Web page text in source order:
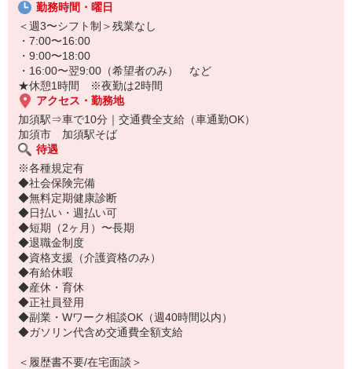
お元気な入居者様が多く、スケジュールにもゆとりがあるため、バ
タバタせずに自分のペースで落ち着いて働けます♪
「安定した業界で長く働きたい」
「人と関わる仕事をしたい」
そんな方におすすめです！
ぜひ、お気軽にご応募ください♪
勤務時間・曜日
＜週3〜シフト制＞残業なし
・7:00〜16:00
・9:00〜18:00
・16:00〜翌9:00（希望者のみ） など
★休憩1時間 ※夜勤は2時間
アクセス・勤務地
加須駅⇒車で10分｜交通費全支給（車通勤OK）
加須市 加須駅そば
待遇
※各種規定有
◆社会保険完備
◆無料定期健康診断
◆日払い・週払い可
◆短期（2ヶ月）〜長期
◆退職金制度
◆資格支援（介護資格のみ）
◆有給休暇
◆産休・育休
◆正社員登用
◆副業・Wワーク相談OK（週40時間以内）
◆ガソリン代含め交通費全額支給
＜履歴書不要/在宅面談＞